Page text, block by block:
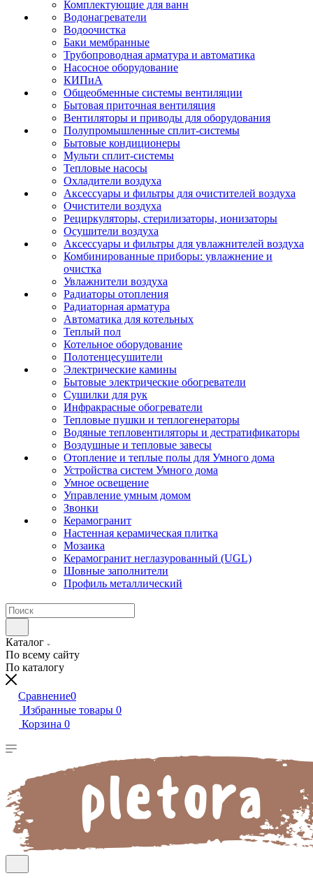
Комплектующие для ванн
Водонагреватели
Водоочистка
Баки мембранные
Трубопроводная арматура и автоматика
Насосное оборудование
КИПиА
Общеобменные системы вентиляции
Бытовая приточная вентиляция
Вентиляторы и приводы для оборудования
Полупромышленные сплит-системы
Бытовые кондиционеры
Мульти сплит-системы
Тепловые насосы
Охладители воздуха
Аксессуары и фильтры для очистителей воздуха
Очистители воздуха
Рециркуляторы, стерилизаторы, ионизаторы
Осушители воздуха
Аксессуары и фильтры для увлажнителей воздуха
Комбинированные приборы: увлажнение и
очистка
Увлажнители воздуха
Радиаторы отопления
Радиаторная арматура
Автоматика для котельных
Теплый пол
Котельное оборудование
Полотенцесушители
Электрические камины
Бытовые электрические обогреватели
Сушилки для рук
Инфракрасные обогреватели
Тепловые пушки и теплогенераторы
Водяные тепловентиляторы и дестратификаторы
Воздушные и тепловые завесы
Отопление и теплые полы для Умного дома
Устройства систем Умного дома
Умное освещение
Управление умным домом
Звонки
Керамогранит
Настенная керамическая плитка
Мозаика
Керамогранит неглазурованный (UGL)
Шовные заполнители
Профиль металлический
Каталог
По всему сайту
По каталогу
Сравнение0
Избранные товары 0
Корзина 0